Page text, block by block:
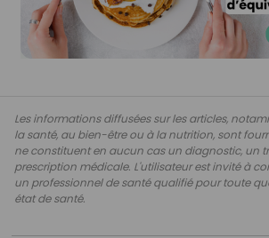
Les informations diffusées sur les articles,
la santé, au bien-être ou à la nutrition, sont
ne constituent en aucun cas un diagnostic, un
prescription médicale. L'utilisateur est invité à
un professionnel de santé qualifié pour toute
état de santé.